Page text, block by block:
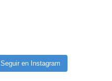
Seguir en Instagram